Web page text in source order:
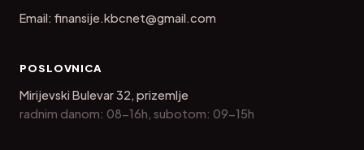
Email: finansije.kbcnet@gmail.com
POSLOVNICA
Mirijevski Bulevar 32, prizemlje
radnim danom: 08-16h, subotom: 09-15h